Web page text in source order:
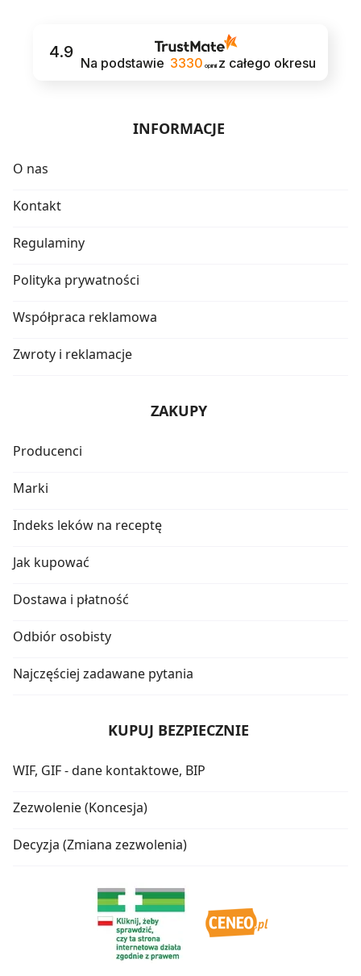
4.9
Na podstawie 3330 opinii z całego okresu
INFORMACJE
O nas
Kontakt
Regulaminy
Polityka prywatności
Współpraca reklamowa
Zwroty i reklamacje
ZAKUPY
Producenci
Marki
Indeks leków na receptę
Jak kupować
Dostawa i płatność
Odbiór osobisty
Najczęściej zadawane pytania
KUPUJ BEZPIECZNIE
WIF, GIF - dane kontaktowe, BIP
Zezwolenie (Koncesja)
Decyzja (Zmiana zezwolenia)